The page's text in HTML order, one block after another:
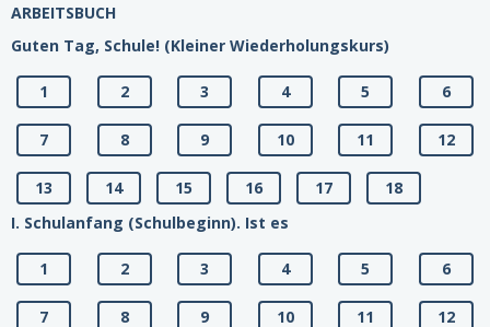
ARBEITSBUCH
Guten Tag, Schule! (Kleiner Wiederholungskurs)
1 2 3 4 5 6
7 8 9 10 11 12
13 14 15 16 17
18
I. Schulanfang (Schulbeginn). Ist es
1 2 3 4 5 6
7 8 9 10 11 12